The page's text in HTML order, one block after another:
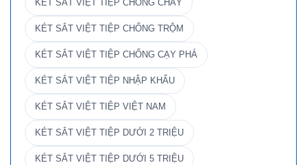
KÉT SẮT VIỆT TIỆP CHỐNG CHÁY
KÉT SẮT VIỆT TIỆP CHỐNG TRỘM
KÉT SẮT VIỆT TIỆP CHỐNG CẠY PHÁ
KÉT SẮT VIỆT TIỆP NHẬP KHẨU
KÉT SẮT VIỆT TIỆP VIỆT NAM
KÉT SẮT VIỆT TIỆP DƯỚI 2 TRIỆU
KÉT SẮT VIỆT TIỆP DƯỚI 5 TRIỆU